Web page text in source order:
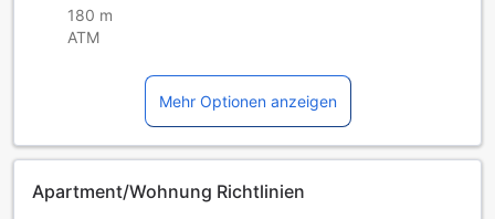
180 m
ATM
Mehr Optionen anzeigen
Apartment/Wohnung Richtlinien